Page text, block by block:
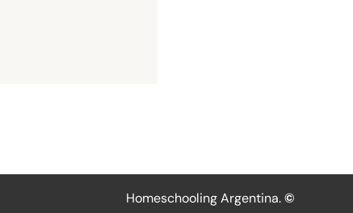
Homeschooling Argentina.©